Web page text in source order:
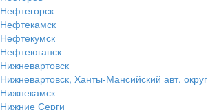
Нефтегорск
Нефтекамск
Нефтекумск
Нефтеюганск
Нижневартовск
Нижневартовск, Ханты-Мансийский авт. округ
Нижнекамск
Нижние Серги